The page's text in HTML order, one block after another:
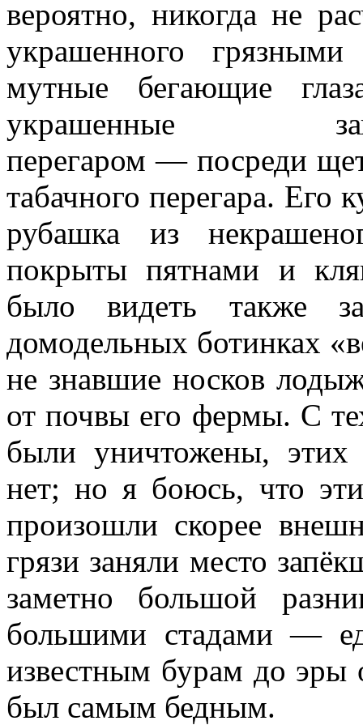
вероятно, никогда не
украшенного
мутные бегающие
украшенные
перегаром — посреди
табачного перегара. Его
рубашка из
покрыты пятнами и
было видеть также
домодельных ботинках
не знавшие носков
от почвы его фермы. С
были уничтожены, этих
нет; но я боюсь, что
произошли скорее
грязи заняли место
заметно большой
большими стадами —
известным бурам до эры
был самым бедным.